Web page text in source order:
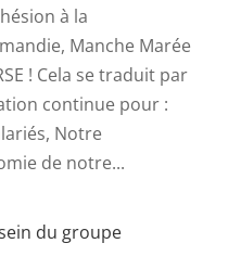
à la
Manche Marée
! Cela se traduit par
continue pour :
Notre
de notre...
du groupe